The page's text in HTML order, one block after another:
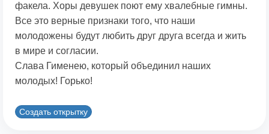
факела. Хоры девушек поют ему хвалебные гимны.
Все это верные признаки того, что наши
молодожены будут любить друг друга всегда и жить
в мире и согласии.
Слава Гименею, который объединил наших
молодых! Горько!
Создать открытку